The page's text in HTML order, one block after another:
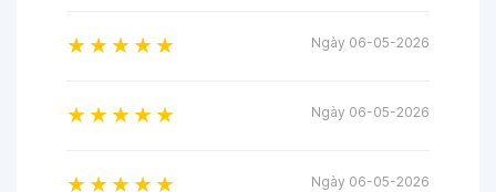
Ngày 06-05-2026
Ngày 06-05-2026
Ngày 06-05-2026